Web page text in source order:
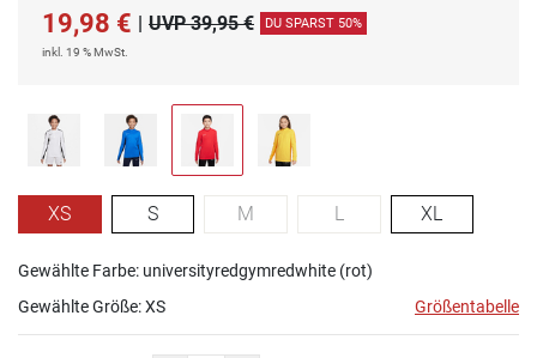
19,98 € | UVP 39,95 € DU SPARST 50%
inkl. 19 % MwSt.
XS S M L XL
Gewählte Farbe: universityredgymredwhite (rot)
Gewählte Größe:XS Größentabelle